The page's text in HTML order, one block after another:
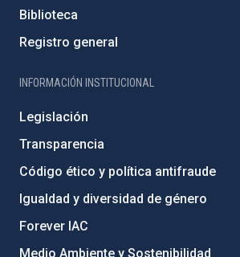
Biblioteca
Registro general
INFORMACIÓN INSTITUCIONAL
Legislación
Transparencia
Código ético y política antifraude
Igualdad y diversidad de género
Forever IAC
Medio Ambiente y Sostenibilidad